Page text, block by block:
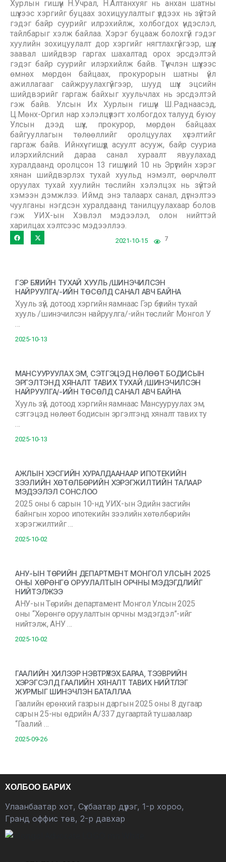
Хурлын гишүүн Н.Учрал, Н.Алтанхуяг нь анхан шатны
шүүхээс хэргийг буцаах зохицуулалтыг үлдээх нь зүйтэй
гэдэг байр суурийг илрэхийлж, холбогдох үндэслэл,
тайлбарыг хэлж байлаа. Хэрэг буцааж болохгүй гэдэг
хуулийн зохицуулалт дор хэргийг нягтлахгүйгээр, шүүх
заавал шийдвэр гаргах шахалтад орох эрсдэлтэй
гэдэг байр суурийг илэрхийлж байв. Түүнчлэн шүүхээс
өмнөх мөрдөн байцаах, прокурорын шатны үйл
ажиллагааг сайжруулахгүйгээр, шууд шүүх эцсийн
шийдвэрийг гаргаж байхыг хуульчлах нь эрсдэлтэй
гэж байв. Улсын Их Хурлын гишүүн Ш.Раднаасэд,
Ц.Мөнх-Оргил нар хэлэлцүүлэгт холбогдох талууд буюу
Улсын дээд шүүх, прокурор, мөрдөн байцаах
байгууллагын төлөөллийг оролцуулах хүсэлтийг
гаргаж байв. Ийнхүү гишүүд асуулт асууж, байр сууриа
илэрхийлсний дараа санал хураалт явуулахад
хуралдаанд оролцсон 13 гишүүний 10 нь Эрүүгийн хэрэг
хянан шийдвэрлэх тухай хуульд нэмэлт, өөрчлөлт
оруулах тухай хуулийн төслийн хэлэлцэх нь зүйтэй
хэмээн дэмжлээ. Иймд энэ талаарх санал, дүгнэлтээ
чуулганы нэгдсэн хуралдаанд танилцуулахаар болов
гэж УИХ-ын Хэвлэл мэдээлэл, олон нийттэй
харилцах хэлтсээс мэдээллээ.
2021-10-15 7
ГЭР БҮЛИЙН ТУХАЙ ХУУЛЬ /ШИНЭЧИЛСЭН
НАЙРУУЛГА/-ИЙН ТӨСӨЛД САНАЛ АВЧ БАЙНА
Хууль зүй, дотоод хэргийн яамнаас Гэр бүлийн тухай
хууль /шинэчилсэн найруулга/-ийн төслийг Монгол У
…
2025-10-13
МАНСУУРУУЛАХ ЭМ, СЭТГЭЦЭД НӨЛӨӨТ БОДИСЫН
ЭРГЭЛТЭНД ХЯНАЛТ ТАВИХ ТУХАЙ /ШИНЭЧИЛСЭН
НАЙРУУЛГА/-ИЙН ТӨСӨЛД САНАЛ АВЧ БАЙНА
Хууль зүй, дотоод хэргийн яамнаас Мансууруулах эм,
сэтгэцэд нөлөөт бодисын эргэлтэнд хяналт тавих ту
…
2025-10-13
АЖЛЫН ХЭСГИЙН ХУРАЛДААНААР ИПОТЕКИЙН
ЗЭЭЛИЙН ХӨТӨЛБӨРИЙН ХЭРЭГЖИЛТИЙН ТАЛААР
МЭДЭЭЛЭЛ СОНСЛОО
2025 оны 6 сарын 10-нд УИХ-ын Эдийн засгийн
байнгын хороо ипотекийн зээлийн хөтөлбөрийн
хэрэгжилтийг …
2025-10-02
АНУ-ЫН ТӨРИЙН ДЕПАРТМЕНТ МОНГОЛ УЛСЫН 2025
ОНЫ ХӨРӨНГӨ ОРУУЛАЛТЫН ОРЧНЫ МЭДЭГДЛИЙГ
НИЙТЭЛЖЭЭ
АНУ-ын Төрийн департамент Монгол Улсын 2025
оны “Хөрөнгө оруулалтын орчны мэдэгдэл”-ийг
нийтэлж, АНУ …
2025-10-02
ГААЛИЙН ХИЛЭЭР НЭВТРҮҮЛЭХ БАРАА, ТЭЭВРИЙН
ХЭРЭГСЭЛД ГААЛИЙН ХЯНАЛТ ТАВИХ НИЙТЛЭГ
ЖУРМЫГ ШИНЭЧЛЭН БАТАЛЛАА
Гаалийн ерөнхий газрын даргын 2025 оны 8 дугаар
сарын 25-ны өдрийн А/337 дугаартай тушаалаар
“Гаалий …
2025-09-26
ХОЛБОО БАРИХ
Улаанбаатар хот, Сүхбаатар дүүрэг, 1-р хороо,
Гранд оффис төв, 2-р давхар